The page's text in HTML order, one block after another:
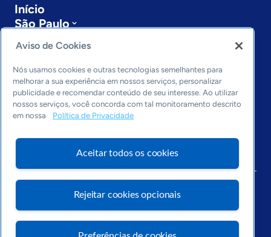
Início
São Paulo
Últimas notícias
Entre em contato
Editorias
Economia & Política
Inovação & Tecnologia
Arquivo
Aviso de Cookies
Nós usamos cookies e outras tecnologias semelhantes para
melhorar a sua experiência em nossos serviços, personalizar
publicidade e recomendar conteúdo de seu interesse. Ao utilizar
nossos serviços, você concorda com tal monitoramento descrito
em nossa
Política de Privacidade
Aceitar todos os cookies
Rejeitar cookies opcionais